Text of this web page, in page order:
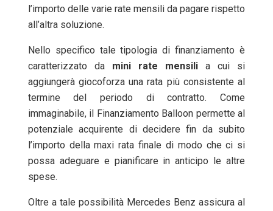
l’importo delle varie rate mensili da pagare rispetto
all’altra soluzione.
Nello specifico tale tipologia di finanziamento è
caratterizzato da mini rate mensili a cui si
aggiungerà giocoforza una rata più consistente al
termine del periodo di contratto. Come
immaginabile, il Finanziamento Balloon permette al
potenziale acquirente di decidere fin da subito
l’importo della maxi rata finale di modo che ci si
possa adeguare e pianificare in anticipo le altre
spese.
Oltre a tale possibilità Mercedes Benz assicura al